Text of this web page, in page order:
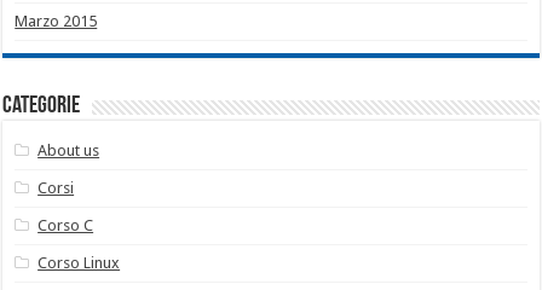
Marzo 2015
Categorie
About us
Corsi
Corso C
Corso Linux